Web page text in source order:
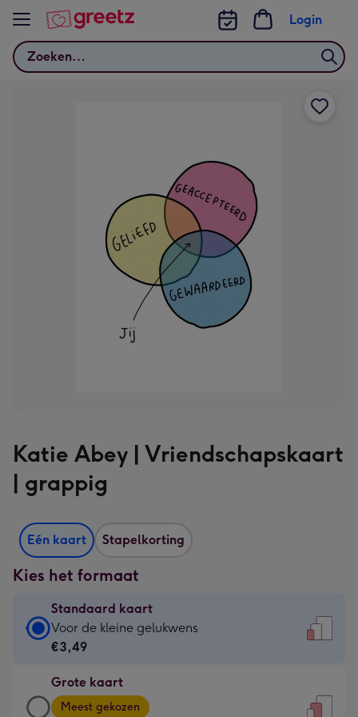
Bekijk meer
Zoeken
Login
Katie Abey | Vriendschapskaart
| grappig
Eén kaart Stapelkorting
Kies het formaat
Standaard kaart
Standaard
kaart
€3,49
-
Voor de kleine gelukwens
€3,49
Grote kaart
Grote
Meest gekozen